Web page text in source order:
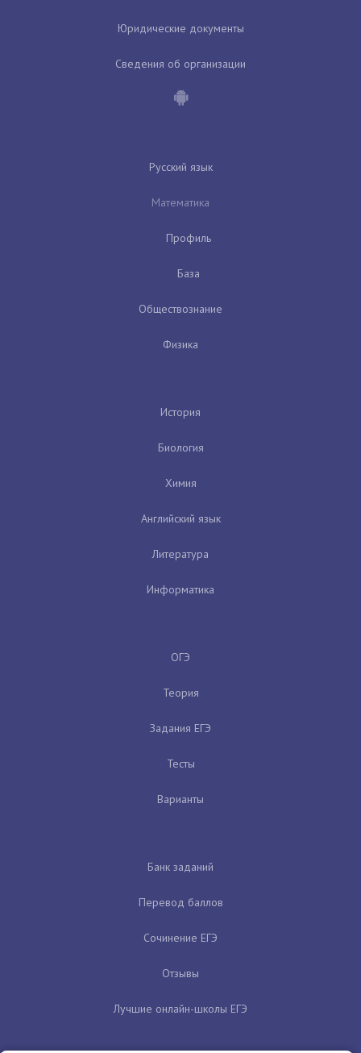
Юридические документы
Сведения об организации
Русский язык
Математика
Профиль
База
Обществознание
Физика
История
Биология
Химия
Английский язык
Литература
Информатика
ОГЭ
Теория
Задания ЕГЭ
Тесты
Варианты
Банк заданий
Перевод баллов
Сочинение ЕГЭ
Отзывы
Лучшие онлайн-школы ЕГЭ